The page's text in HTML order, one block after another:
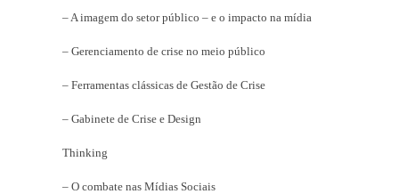
– A imagem do setor público – e o impacto na mídia
– Gerenciamento de crise no meio público
– Ferramentas clássicas de Gestão de Crise
– Gabinete de Crise e Design
Thinking
– O combate nas Mídias Sociais